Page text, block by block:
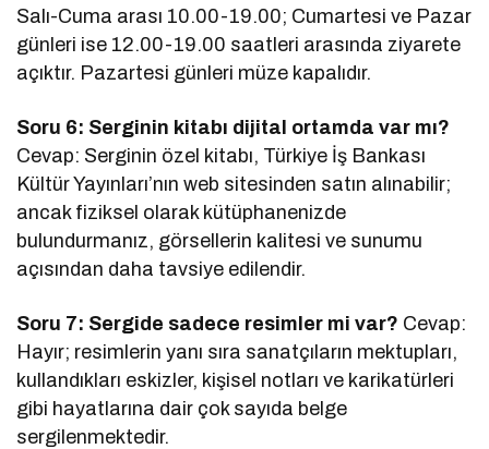
Salı-Cuma arası 10.00-19.00; Cumartesi ve Pazar
günleri ise 12.00-19.00 saatleri arasında ziyarete
açıktır. Pazartesi günleri müze kapalıdır.
Soru 6: Serginin kitabı dijital ortamda var mı?
Cevap: Serginin özel kitabı, Türkiye İş Bankası
Kültür Yayınları’nın web sitesinden satın alınabilir;
ancak fiziksel olarak kütüphanenizde
bulundurmanız, görsellerin kalitesi ve sunumu
açısından daha tavsiye edilendir.
Soru 7: Sergide sadece resimler mi var? Cevap:
Hayır; resimlerin yanı sıra sanatçıların mektupları,
kullandıkları eskizler, kişisel notları ve karikatürleri
gibi hayatlarına dair çok sayıda belge
sergilenmektedir.